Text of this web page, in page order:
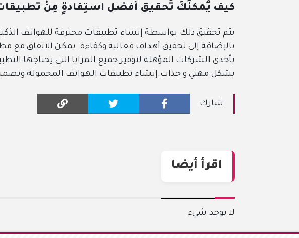
كيف يُمكنُكَ تَحقيق أفضل استِفادةٍ مِنْ تطبيقات
يتم تحقيق ذلك بواسطة إنشاء تطبيقات محترفة للهواتف
بالإضافة إلى تحقيق أهداف فعالية وكفاءة. يمكن الاتفاق مع
بأحدى الشركات المؤهلة لتوفير جميع المزايا التي يحتاجها
بشكل مهني و جذاب.إنشاء تطبيقات الهواتف المحمولة
شارك
اقرأ أيضا
لا يوجد شيء